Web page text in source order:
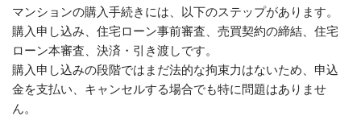
マンションの購入手続きには、以下のステップがあります。
購入申し込み、住宅ローン事前審査、売買契約の締結、住宅
ローン本審査、決済・引き渡しです。
購入申し込みの段階ではまだ法的な拘束力はないため、申込
金を支払い、キャンセルする場合でも特に問題はありませ
ん。